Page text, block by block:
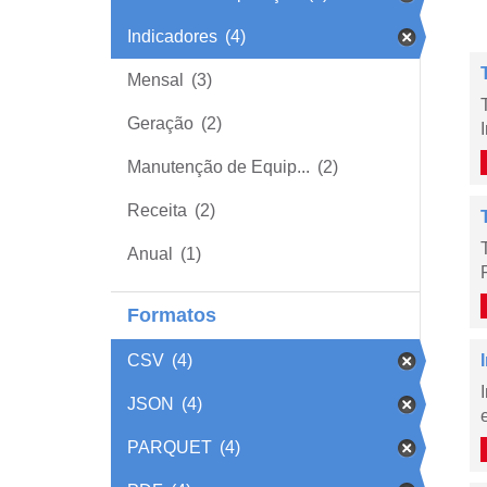
Indicadores (4)
Mensal (3)
Geração (2)
Manutenção de Equip... (2)
Receita (2)
Anual (1)
Formatos
CSV (4)
JSON (4)
PARQUET (4)